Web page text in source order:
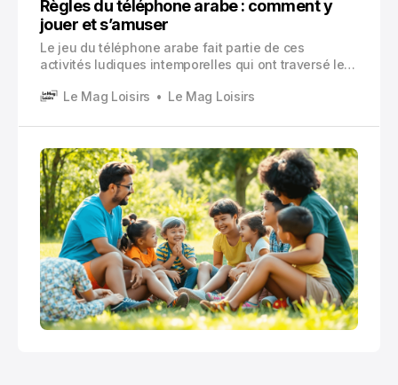
Règles du téléphone arabe : comment y
jouer et s’amuser
Le jeu du téléphone arabe fait partie de ces
activités ludiques intemporelles qui ont traversé les
connaissez probablement ce jeu sous différents
du bouche-à-oreille.
Le Mag Loisirs Le Mag Loisirs